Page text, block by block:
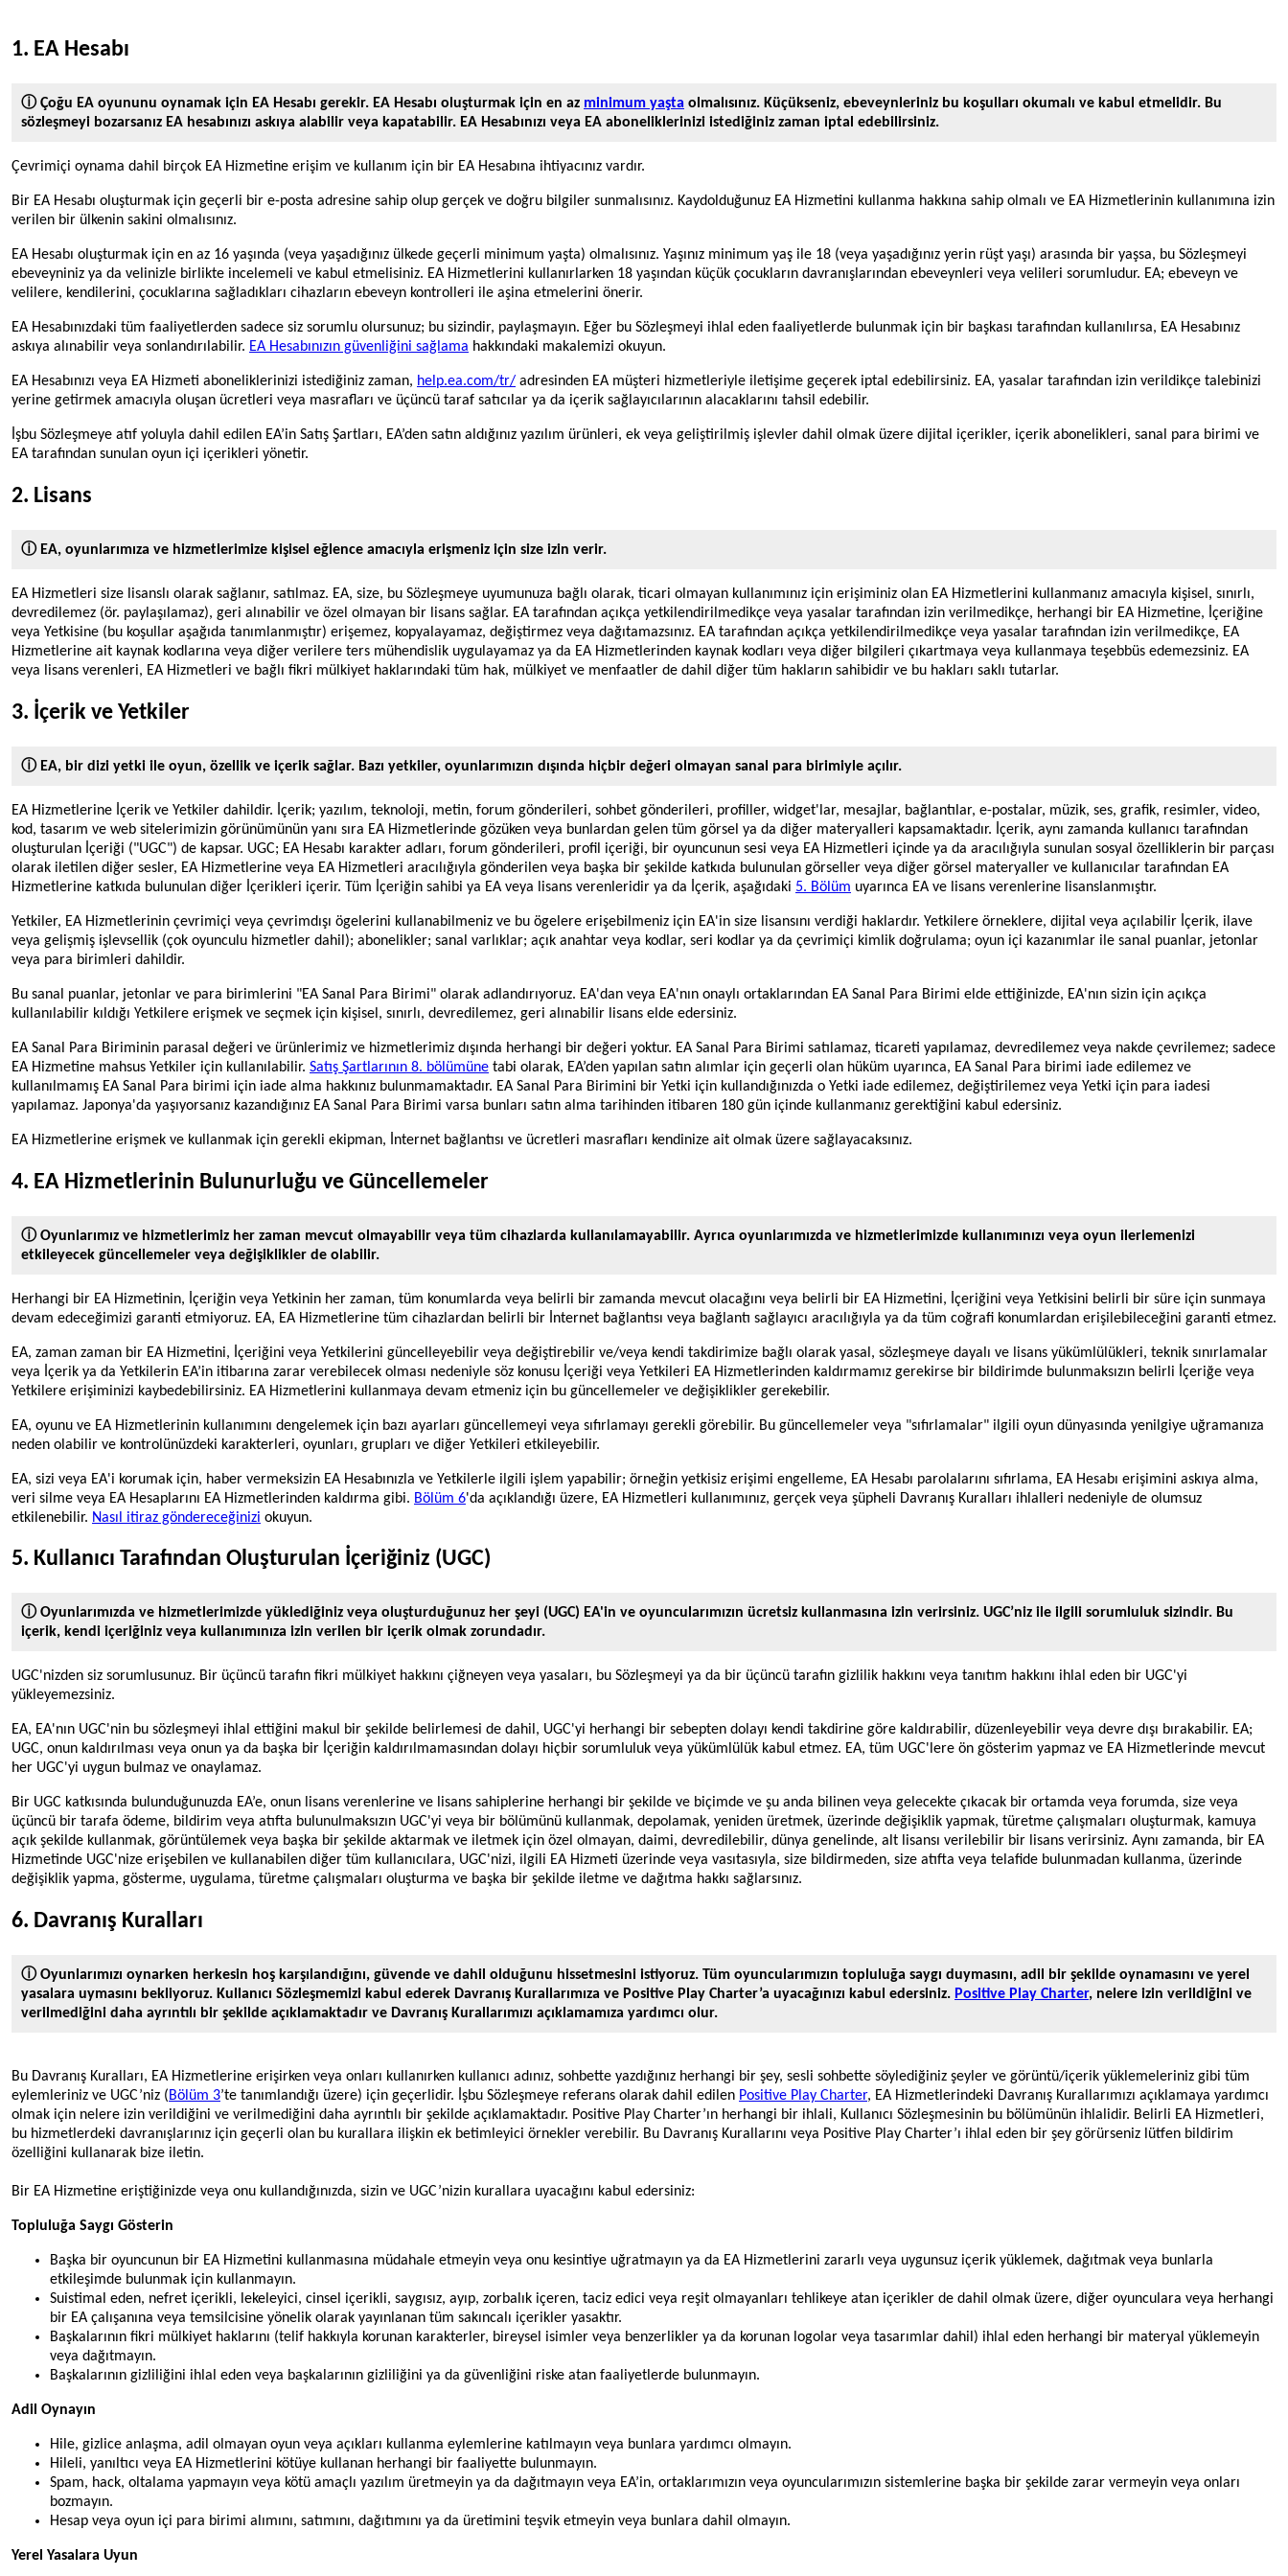
1. EA Hesabı
ⓘ Çoğu EA oyununu oynamak için EA Hesabı gerekir. EA Hesabı oluşturmak için en az minimum yaşta olmalısınız. Küçükseniz, ebeveynleriniz bu koşulları okumalı ve kabul etmelidir. Bu
sözleşmeyi bozarsanız EA hesabınızı askıya alabilir veya kapatabilir. EA Hesabınızı veya EA aboneliklerinizi istediğiniz zaman iptal edebilirsiniz.
Çevrimiçi oynama dahil birçok EA Hizmetine erişim ve kullanım için bir EA Hesabına ihtiyacınız vardır.
Bir EA Hesabı oluşturmak için geçerli bir e-posta adresine sahip olup gerçek ve doğru bilgiler sunmalısınız. Kaydolduğunuz EA Hizmetini kullanma hakkına sahip olmalı ve EA Hizmetlerinin kullanımına izin
verilen bir ülkenin sakini olmalısınız.
EA Hesabı oluşturmak için en az 16 yaşında (veya yaşadığınız ülkede geçerli minimum yaşta) olmalısınız. Yaşınız minimum yaş ile 18 (veya yaşadığınız yerin rüşt yaşı) arasında bir yaşsa, bu Sözleşmeyi
ebeveyniniz ya da velinizle birlikte incelemeli ve kabul etmelisiniz. EA Hizmetlerini kullanırlarken 18 yaşından küçük çocukların davranışlarından ebeveynleri veya velileri sorumludur. EA; ebeveyn ve
velilere, kendilerini, çocuklarına sağladıkları cihazların ebeveyn kontrolleri ile aşina etmelerini önerir.
EA Hesabınızdaki tüm faaliyetlerden sadece siz sorumlu olursunuz; bu sizindir, paylaşmayın. Eğer bu Sözleşmeyi ihlal eden faaliyetlerde bulunmak için bir başkası tarafından kullanılırsa, EA Hesabınız
askıya alınabilir veya sonlandırılabilir. EA Hesabınızın güvenliğini sağlama hakkındaki makalemizi okuyun.
EA Hesabınızı veya EA Hizmeti aboneliklerinizi istediğiniz zaman, help.ea.com/tr/ adresinden EA müşteri hizmetleriyle iletişime geçerek iptal edebilirsiniz. EA, yasalar tarafından izin verildikçe talebinizi
yerine getirmek amacıyla oluşan ücretleri veya masrafları ve üçüncü taraf satıcılar ya da içerik sağlayıcılarının alacaklarını tahsil edebilir.
İşbu Sözleşmeye atıf yoluyla dahil edilen EA’in Satış Şartları, EA’den satın aldığınız yazılım ürünleri, ek veya geliştirilmiş işlevler dahil olmak üzere dijital içerikler, içerik abonelikleri, sanal para birimi ve
EA tarafından sunulan oyun içi içerikleri yönetir.
2. Lisans
ⓘ EA, oyunlarımıza ve hizmetlerimize kişisel eğlence amacıyla erişmeniz için size izin verir.
EA Hizmetleri size lisanslı olarak sağlanır, satılmaz. EA, size, bu Sözleşmeye uyumunuza bağlı olarak, ticari olmayan kullanımınız için erişiminiz olan EA Hizmetlerini kullanmanız amacıyla kişisel, sınırlı,
devredilemez (ör. paylaşılamaz), geri alınabilir ve özel olmayan bir lisans sağlar. EA tarafından açıkça yetkilendirilmedikçe veya yasalar tarafından izin verilmedikçe, herhangi bir EA Hizmetine, İçeriğine
veya Yetkisine (bu koşullar aşağıda tanımlanmıştır) erişemez, kopyalayamaz, değiştirmez veya dağıtamazsınız. EA tarafından açıkça yetkilendirilmedikçe veya yasalar tarafından izin verilmedikçe, EA
Hizmetlerine ait kaynak kodlarına veya diğer verilere ters mühendislik uygulayamaz ya da EA Hizmetlerinden kaynak kodları veya diğer bilgileri çıkartmaya veya kullanmaya teşebbüs edemezsiniz. EA
veya lisans verenleri, EA Hizmetleri ve bağlı fikri mülkiyet haklarındaki tüm hak, mülkiyet ve menfaatler de dahil diğer tüm hakların sahibidir ve bu hakları saklı tutarlar.
3. İçerik ve Yetkiler
ⓘ EA, bir dizi yetki ile oyun, özellik ve içerik sağlar. Bazı yetkiler, oyunlarımızın dışında hiçbir değeri olmayan sanal para birimiyle açılır.
EA Hizmetlerine İçerik ve Yetkiler dahildir. İçerik; yazılım, teknoloji, metin, forum gönderileri, sohbet gönderileri, profiller, widget'lar, mesajlar, bağlantılar, e-postalar, müzik, ses, grafik, resimler, video,
kod, tasarım ve web sitelerimizin görünümünün yanı sıra EA Hizmetlerinde gözüken veya bunlardan gelen tüm görsel ya da diğer materyalleri kapsamaktadır. İçerik, aynı zamanda kullanıcı tarafından
oluşturulan İçeriği ("UGC") de kapsar. UGC; EA Hesabı karakter adları, forum gönderileri, profil içeriği, bir oyuncunun sesi veya EA Hizmetleri içinde ya da aracılığıyla sunulan sosyal özelliklerin bir parçası
olarak iletilen diğer sesler, EA Hizmetlerine veya EA Hizmetleri aracılığıyla gönderilen veya başka bir şekilde katkıda bulunulan görseller veya diğer görsel materyaller ve kullanıcılar tarafından EA
Hizmetlerine katkıda bulunulan diğer İçerikleri içerir. Tüm İçeriğin sahibi ya EA veya lisans verenleridir ya da İçerik, aşağıdaki 5. Bölüm uyarınca EA ve lisans verenlerine lisanslanmıştır.
Yetkiler, EA Hizmetlerinin çevrimiçi veya çevrimdışı ögelerini kullanabilmeniz ve bu ögelere erişebilmeniz için EA'in size lisansını verdiği haklardır. Yetkilere örneklere, dijital veya açılabilir İçerik, ilave
veya gelişmiş işlevsellik (çok oyunculu hizmetler dahil); abonelikler; sanal varlıklar; açık anahtar veya kodlar, seri kodlar ya da çevrimiçi kimlik doğrulama; oyun içi kazanımlar ile sanal puanlar, jetonlar
veya para birimleri dahildir.
Bu sanal puanlar, jetonlar ve para birimlerini "EA Sanal Para Birimi" olarak adlandırıyoruz. EA'dan veya EA'nın onaylı ortaklarından EA Sanal Para Birimi elde ettiğinizde, EA'nın sizin için açıkça
kullanılabilir kıldığı Yetkilere erişmek ve seçmek için kişisel, sınırlı, devredilemez, geri alınabilir lisans elde edersiniz.
EA Sanal Para Biriminin parasal değeri ve ürünlerimiz ve hizmetlerimiz dışında herhangi bir değeri yoktur. EA Sanal Para Birimi satılamaz, ticareti yapılamaz, devredilemez veya nakde çevrilemez; sadece
EA Hizmetine mahsus Yetkiler için kullanılabilir. Satış Şartlarının 8. bölümüne tabi olarak, EA’den yapılan satın alımlar için geçerli olan hüküm uyarınca, EA Sanal Para birimi iade edilemez ve
kullanılmamış EA Sanal Para birimi için iade alma hakkınız bulunmamaktadır. EA Sanal Para Birimini bir Yetki için kullandığınızda o Yetki iade edilemez, değiştirilemez veya Yetki için para iadesi
yapılamaz. Japonya'da yaşıyorsanız kazandığınız EA Sanal Para Birimi varsa bunları satın alma tarihinden itibaren 180 gün içinde kullanmanız gerektiğini kabul edersiniz.
EA Hizmetlerine erişmek ve kullanmak için gerekli ekipman, İnternet bağlantısı ve ücretleri masrafları kendinize ait olmak üzere sağlayacaksınız.
4. EA Hizmetlerinin Bulunurluğu ve Güncellemeler
ⓘ Oyunlarımız ve hizmetlerimiz her zaman mevcut olmayabilir veya tüm cihazlarda kullanılamayabilir. Ayrıca oyunlarımızda ve hizmetlerimizde kullanımınızı veya oyun ilerlemenizi
etkileyecek güncellemeler veya değişiklikler de olabilir.
Herhangi bir EA Hizmetinin, İçeriğin veya Yetkinin her zaman, tüm konumlarda veya belirli bir zamanda mevcut olacağını veya belirli bir EA Hizmetini, İçeriğini veya Yetkisini belirli bir süre için sunmaya
devam edeceğimizi garanti etmiyoruz. EA, EA Hizmetlerine tüm cihazlardan belirli bir İnternet bağlantısı veya bağlantı sağlayıcı aracılığıyla ya da tüm coğrafi konumlardan erişilebileceğini garanti etmez.
EA, zaman zaman bir EA Hizmetini, İçeriğini veya Yetkilerini güncelleyebilir veya değiştirebilir ve/veya kendi takdirimize bağlı olarak yasal, sözleşmeye dayalı ve lisans yükümlülükleri, teknik sınırlamalar
veya İçerik ya da Yetkilerin EA’in itibarına zarar verebilecek olması nedeniyle söz konusu İçeriği veya Yetkileri EA Hizmetlerinden kaldırmamız gerekirse bir bildirimde bulunmaksızın belirli İçeriğe veya
Yetkilere erişiminizi kaybedebilirsiniz. EA Hizmetlerini kullanmaya devam etmeniz için bu güncellemeler ve değişiklikler gerekebilir.
EA, oyunu ve EA Hizmetlerinin kullanımını dengelemek için bazı ayarları güncellemeyi veya sıfırlamayı gerekli görebilir. Bu güncellemeler veya "sıfırlamalar" ilgili oyun dünyasında yenilgiye uğramanıza
neden olabilir ve kontrolünüzdeki karakterleri, oyunları, grupları ve diğer Yetkileri etkileyebilir.
EA, sizi veya EA'i korumak için, haber vermeksizin EA Hesabınızla ve Yetkilerle ilgili işlem yapabilir; örneğin yetkisiz erişimi engelleme, EA Hesabı parolalarını sıfırlama, EA Hesabı erişimini askıya alma,
veri silme veya EA Hesaplarını EA Hizmetlerinden kaldırma gibi. Bölüm 6'da açıklandığı üzere, EA Hizmetleri kullanımınız, gerçek veya şüpheli Davranış Kuralları ihlalleri nedeniyle de olumsuz
etkilenebilir. Nasıl itiraz göndereceğinizi okuyun.
5. Kullanıcı Tarafından Oluşturulan İçeriğiniz (UGC)
ⓘ Oyunlarımızda ve hizmetlerimizde yüklediğiniz veya oluşturduğunuz her şeyi (UGC) EA'in ve oyuncularımızın ücretsiz kullanmasına izin verirsiniz. UGC’niz ile ilgili sorumluluk sizindir. Bu
içerik, kendi içeriğiniz veya kullanımınıza izin verilen bir içerik olmak zorundadır.
UGC'nizden siz sorumlusunuz. Bir üçüncü tarafın fikri mülkiyet hakkını çiğneyen veya yasaları, bu Sözleşmeyi ya da bir üçüncü tarafın gizlilik hakkını veya tanıtım hakkını ihlal eden bir UGC'yi
yükleyemezsiniz.
EA, EA'nın UGC'nin bu sözleşmeyi ihlal ettiğini makul bir şekilde belirlemesi de dahil, UGC'yi herhangi bir sebepten dolayı kendi takdirine göre kaldırabilir, düzenleyebilir veya devre dışı bırakabilir. EA;
UGC, onun kaldırılması veya onun ya da başka bir İçeriğin kaldırılmamasından dolayı hiçbir sorumluluk veya yükümlülük kabul etmez. EA, tüm UGC'lere ön gösterim yapmaz ve EA Hizmetlerinde mevcut
her UGC'yi uygun bulmaz ve onaylamaz.
Bir UGC katkısında bulunduğunuzda EA’e, onun lisans verenlerine ve lisans sahiplerine herhangi bir şekilde ve biçimde ve şu anda bilinen veya gelecekte çıkacak bir ortamda veya forumda, size veya
üçüncü bir tarafa ödeme, bildirim veya atıfta bulunulmaksızın UGC'yi veya bir bölümünü kullanmak, depolamak, yeniden üretmek, üzerinde değişiklik yapmak, türetme çalışmaları oluşturmak, kamuya
açık şekilde kullanmak, görüntülemek veya başka bir şekilde aktarmak ve iletmek için özel olmayan, daimi, devredilebilir, dünya genelinde, alt lisansı verilebilir bir lisans verirsiniz. Aynı zamanda, bir EA
Hizmetinde UGC'nize erişebilen ve kullanabilen diğer tüm kullanıcılara, UGC'nizi, ilgili EA Hizmeti üzerinde veya vasıtasıyla, size bildirmeden, size atıfta veya telafide bulunmadan kullanma, üzerinde
değişiklik yapma, gösterme, uygulama, türetme çalışmaları oluşturma ve başka bir şekilde iletme ve dağıtma hakkı sağlarsınız.
6. Davranış Kuralları
ⓘ Oyunlarımızı oynarken herkesin hoş karşılandığını, güvende ve dahil olduğunu hissetmesini istiyoruz. Tüm oyuncularımızın topluluğa saygı duymasını, adil bir şekilde oynamasını ve yerel
yasalara uymasını bekliyoruz. Kullanıcı Sözleşmemizi kabul ederek Davranış Kurallarımıza ve Positive Play Charter’a uyacağınızı kabul edersiniz. Positive Play Charter, nelere izin verildiğini ve
verilmediğini daha ayrıntılı bir şekilde açıklamaktadır ve Davranış Kurallarımızı açıklamamıza yardımcı olur.
Bu Davranış Kuralları, EA Hizmetlerine erişirken veya onları kullanırken kullanıcı adınız, sohbette yazdığınız herhangi bir şey, sesli sohbette söylediğiniz şeyler ve görüntü/içerik yüklemeleriniz gibi tüm
eylemleriniz ve UGC’niz (Bölüm 3’te tanımlandığı üzere) için geçerlidir. İşbu Sözleşmeye referans olarak dahil edilen Positive Play Charter, EA Hizmetlerindeki Davranış Kurallarımızı açıklamaya yardımcı
olmak için nelere izin verildiğini ve verilmediğini daha ayrıntılı bir şekilde açıklamaktadır. Positive Play Charter’ın herhangi bir ihlali, Kullanıcı Sözleşmesinin bu bölümünün ihlalidir. Belirli EA Hizmetleri,
bu hizmetlerdeki davranışlarınız için geçerli olan bu kurallara ilişkin ek betimleyici örnekler verebilir. Bu Davranış Kurallarını veya Positive Play Charter’ı ihlal eden bir şey görürseniz lütfen bildirim
özelliğini kullanarak bize iletin.
Bir EA Hizmetine eriştiğinizde veya onu kullandığınızda, sizin ve UGC’nizin kurallara uyacağını kabul edersiniz:
Topluluğa Saygı Gösterin
Başka bir oyuncunun bir EA Hizmetini kullanmasına müdahale etmeyin veya onu kesintiye uğratmayın ya da EA Hizmetlerini zararlı veya uygunsuz içerik yüklemek, dağıtmak veya bunlarla
etkileşimde bulunmak için kullanmayın.
Suistimal eden, nefret içerikli, lekeleyici, cinsel içerikli, saygısız, ayıp, zorbalık içeren, taciz edici veya reşit olmayanları tehlikeye atan içerikler de dahil olmak üzere, diğer oyunculara veya herhangi
bir EA çalışanına veya temsilcisine yönelik olarak yayınlanan tüm sakıncalı içerikler yasaktır.
Başkalarının fikri mülkiyet haklarını (telif hakkıyla korunan karakterler, bireysel isimler veya benzerlikler ya da korunan logolar veya tasarımlar dahil) ihlal eden herhangi bir materyal yüklemeyin
veya dağıtmayın.
Başkalarının gizliliğini ihlal eden veya başkalarının gizliliğini ya da güvenliğini riske atan faaliyetlerde bulunmayın.
Adil Oynayın
Hile, gizlice anlaşma, adil olmayan oyun veya açıkları kullanma eylemlerine katılmayın veya bunlara yardımcı olmayın.
Hileli, yanıltıcı veya EA Hizmetlerini kötüye kullanan herhangi bir faaliyette bulunmayın.
Spam, hack, oltalama yapmayın veya kötü amaçlı yazılım üretmeyin ya da dağıtmayın veya EA’in, ortaklarımızın veya oyuncularımızın sistemlerine başka bir şekilde zarar vermeyin veya onları
bozmayın.
Hesap veya oyun içi para birimi alımını, satımını, dağıtımını ya da üretimini teşvik etmeyin veya bunlara dahil olmayın.
Yerel Yasalara Uyun